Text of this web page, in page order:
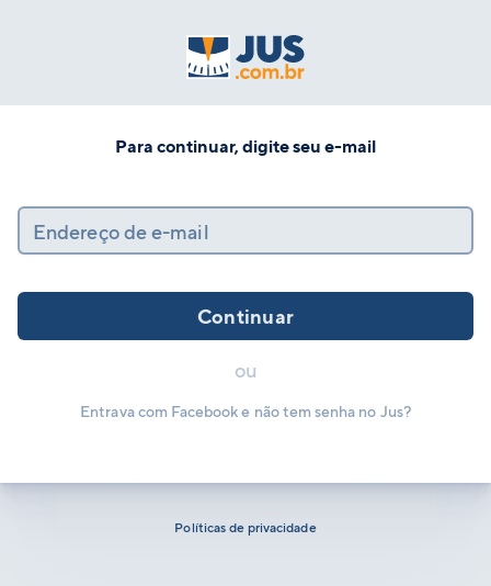
Para continuar, digite seu e-mail
Endereço de e-mail
Continuar
ou
Entrava com Facebook e não tem senha no Jus?
Políticas de privacidade